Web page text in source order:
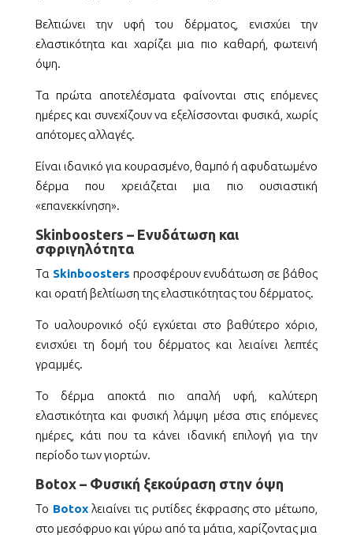
Βελτιώνει την υφή του δέρματος, ενισχύει την
ελαστικότητα και χαρίζει μια πιο καθαρή, φωτεινή
όψη.
Τα πρώτα αποτελέσματα φαίνονται στις επόμενες
ημέρες και συνεχίζουν να εξελίσσονται φυσικά, χωρίς
απότομες αλλαγές.
Είναι ιδανικό για κουρασμένο, θαμπό ή αφυδατωμένο
δέρμα που χρειάζεται μια πιο ουσιαστική
«επανεκκίνηση».
Skinboosters – Ενυδάτωση και
σφριγηλότητα
Τα Skinboosters προσφέρουν ενυδάτωση σε βάθος
και ορατή βελτίωση της ελαστικότητας του δέρματος.
Το υαλουρονικό οξύ εγχύεται στο βαθύτερο χόριο,
ενισχύει τη δομή του δέρματος και λειαίνει λεπτές
γραμμές.
Το δέρμα αποκτά πιο απαλή υφή, καλύτερη
ελαστικότητα και φυσική λάμψη μέσα στις επόμενες
ημέρες, κάτι που τα κάνει ιδανική επιλογή για την
περίοδο των γιορτών.
Botox – Φυσική ξεκούραση στην όψη
Το Botoxλειαίνει τις ρυτίδες έκφρασης στο μέτωπο,
στο μεσόφρυο και γύρω από τα μάτια, χαρίζοντας μια